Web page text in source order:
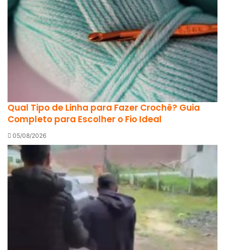
Qual Tipo de Linha para Fazer Crochê? Guia
Completo para Escolher o Fio Ideal
05/08/2026